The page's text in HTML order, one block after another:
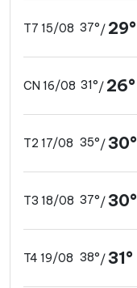
T7 15/08 37°/ 29°
CN 16/08 31°/ 26°
T2 17/08 35°/30°
T3 18/08 37°/30°
T4 19/08 38°/31°